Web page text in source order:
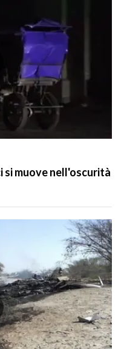
si muove nell'oscurità